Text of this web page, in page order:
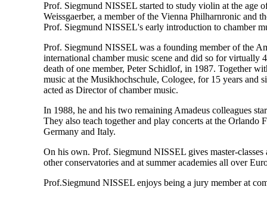
Prof. Siegmund NISSEL started to study violin at the age
Weissgaerber, a member of the Vienna Philharnronic and
Prof. Siegmund NISSEL's early introduction to chamber
Prof. Siegmund NISSEL was a founding member of the
international chamber music scene and did so for virtually
death of one member, Peter Schidlof, in 1987. Together
music at the Musikhochschule, Cologee, for 15 years and
acted as Director of chamber music.
In 1988, he and his two remaining Amadeus colleagues
They also teach together and play concerts at the
Germany and Italy.
On his own. Prof. Siegmund NISSEL gives master-
other conservatories and at summer academies all over
Prof.Siegmund NISSEL enjoys being a jury member at